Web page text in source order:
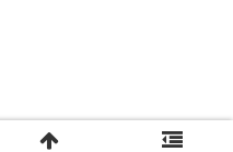
ス All Rights Reserved.